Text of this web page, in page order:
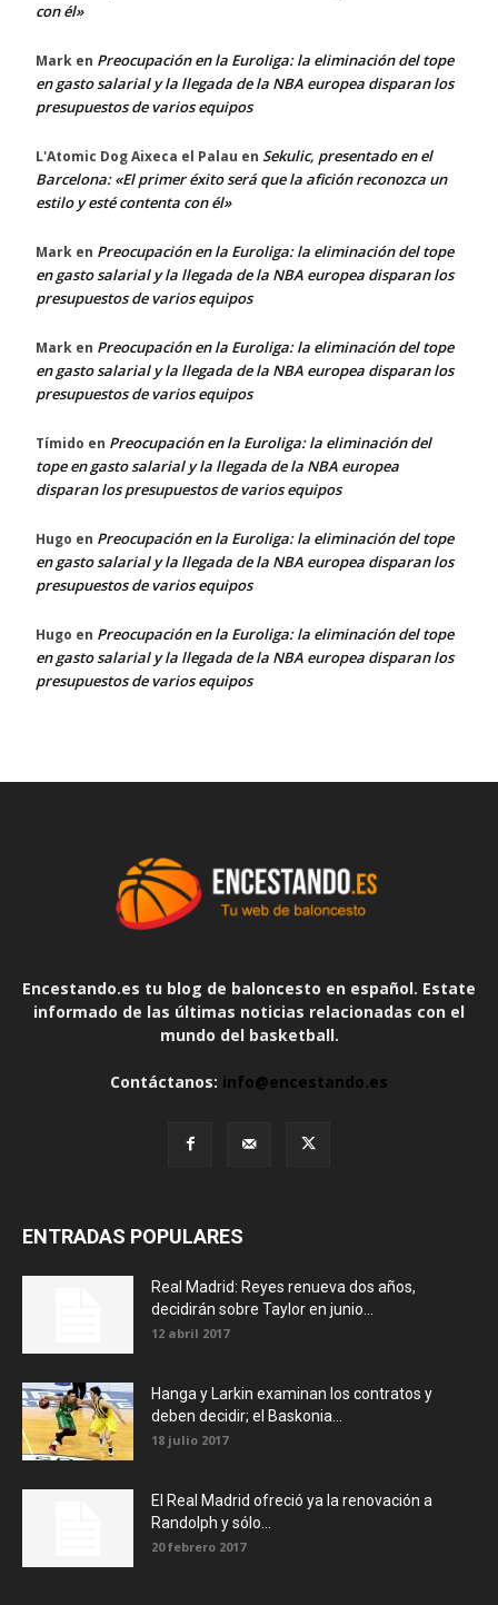
con él»
Mark en Preocupación en la Euroliga: la eliminación del tope
en gasto salarial y la llegada de la NBA europea disparan los
presupuestos de varios equipos
L'Atomic Dog Aixeca el Palau en Sekulic, presentado en el
Barcelona: «El primer éxito será que la afición reconozca un
estilo y esté contenta con él»
Mark en Preocupación en la Euroliga: la eliminación del tope
en gasto salarial y la llegada de la NBA europea disparan los
presupuestos de varios equipos
Mark en Preocupación en la Euroliga: la eliminación del tope
en gasto salarial y la llegada de la NBA europea disparan los
presupuestos de varios equipos
Tímido en Preocupación en la Euroliga: la eliminación del
tope en gasto salarial y la llegada de la NBA europea
disparan los presupuestos de varios equipos
Hugo en Preocupación en la Euroliga: la eliminación del tope
en gasto salarial y la llegada de la NBA europea disparan los
presupuestos de varios equipos
Hugo en Preocupación en la Euroliga: la eliminación del tope
en gasto salarial y la llegada de la NBA europea disparan los
presupuestos de varios equipos
Encestando.es tu blog de baloncesto en español. Estate
informado de las últimas noticias relacionadas con el
mundo del basketball.
Contáctanos: info@encestando.es
ENTRADAS POPULARES
Real Madrid: Reyes renueva dos años,
decidirán sobre Taylor en junio...
12 abril 2017
Hanga y Larkin examinan los contratos y
deben decidir; el Baskonia...
18 julio 2017
El Real Madrid ofreció ya la renovación a
Randolph y sólo...
20 febrero 2017